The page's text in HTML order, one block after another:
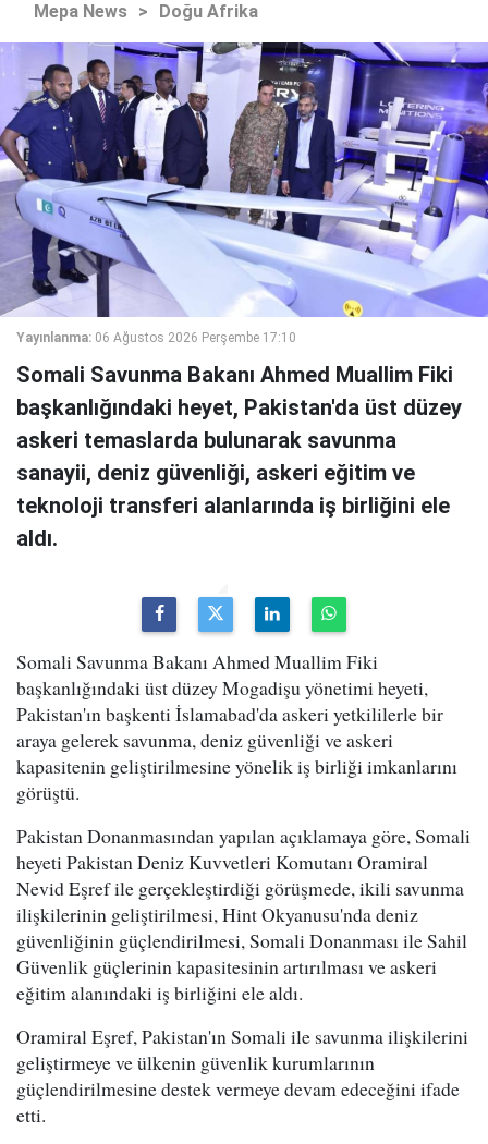
Mepa News > Doğu Afrika
Yayınlanma: 06 Ağustos 2026 Perşembe 17:10
Somali Savunma Bakanı Ahmed Muallim Fiki
başkanlığındaki heyet, Pakistan'da üst düzey
askeri temaslarda bulunarak savunma
sanayii, deniz güvenliği, askeri eğitim ve
teknoloji transferi alanlarında iş birliğini ele
aldı.
Somali Savunma Bakanı Ahmed Muallim Fiki
başkanlığındaki üst düzey Mogadişu yönetimi heyeti,
Pakistan'ın başkenti İslamabad'da askeri yetkililerle bir
araya gelerek savunma, deniz güvenliği ve askeri
kapasitenin geliştirilmesine yönelik iş birliği imkanlarını
görüştü.
Pakistan Donanmasından yapılan açıklamaya göre, Somali
heyeti Pakistan Deniz Kuvvetleri Komutanı Oramiral
Nevid Eşref ile gerçekleştirdiği görüşmede, ikili savunma
ilişkilerinin geliştirilmesi, Hint Okyanusu'nda deniz
güvenliğinin güçlendirilmesi, Somali Donanması ile Sahil
Güvenlik güçlerinin kapasitesinin artırılması ve askeri
eğitim alanındaki iş birliğini ele aldı.
Oramiral Eşref, Pakistan'ın Somali ile savunma ilişkilerini
geliştirmeye ve ülkenin güvenlik kurumlarının
güçlendirilmesine destek vermeye devam edeceğini ifade
etti.